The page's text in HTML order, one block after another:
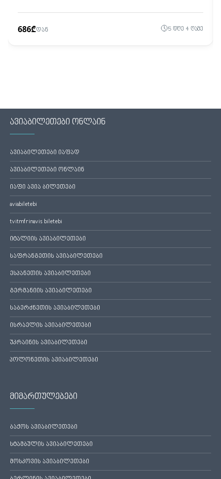
686₾დან 5 დღე 4 ღამე
ავიაბილეთები ონლაინ
ავიაბილეთები იაფად
ავიაბილეთები ონლაინ
იაფი ავია ბილეთები
aviabiletebi
tvitmfrinavis biletebi
იტალიის ავიაბილეთები
საფრანგეთის ავიაბილეთები
ესპანეთის ავიაბილეთები
გერმანიის ავიაბილეთები
საბერძნეთის ავიაბილეთები
ისრაელის ავიაბილეთები
უკრაინის ავიაბილეთები
პოლონეთის ავიაბილეთები
მიმართულებები
ბაქოს ავიაბილეთები
სტამბულის ავიაბილეთები
მოსკოვის ავიაბილეთები